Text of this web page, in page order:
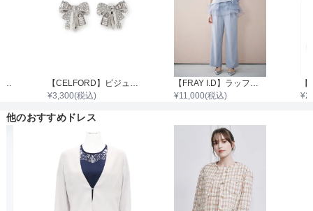
骨格タイプ
¥3,300(税込)
¥11,000(税込) ¥
他のおすすめドレス